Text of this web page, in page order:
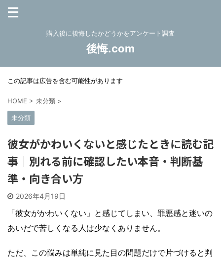
購入後に後悔したかどうかをアンケート調査
後悔.com
この記事は広告を含む可能性があります
HOME > 未分類 >
未分類
彼女がかわいくないと感じたときに読む記
事｜別れる前に確認したい本音・判断基
準・向き合い方
2026年4月19日
「彼女がかわいくない」と感じてしまい、罪悪感と迷いの
あいだで苦しくなる人は少なくありません。
ただ、この悩みは単純に見た目の問題だけで片づけると判